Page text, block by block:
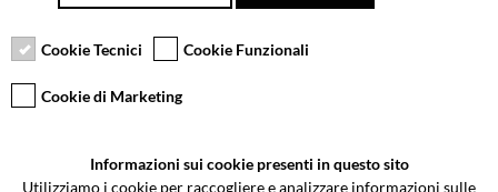
Secure payment
Free returns up to 30
Customer service
Via Galileo Galilei 5 | Verano Brianza (MB) 20843 | ITALY
Cookie Tecnici Cookie Funzionali
Cookie di Marketing
Informazioni sui cookie presenti in questo sito
Utilizziamo i cookie per raccogliere e analizzare informazioni sulle